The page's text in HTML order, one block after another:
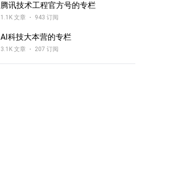
腾讯技术工程官方号的专栏
1.1K 文章 943 订阅
AI科技大本营的专栏
3.1K 文章 207 订阅